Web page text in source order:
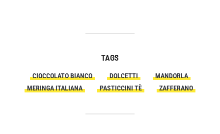
TAGS
CIOCCOLATO BIANCO DOLCETTI
MANDORLA
MERINGA ITALIANA
PASTICCINI TÈ ZAFFERANO